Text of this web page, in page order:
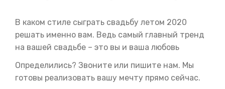
В каком стиле сыграть свадьбу летом 2020
решать именно вам. Ведь самый главный тренд
на вашей свадьбе – это вы и ваша любовь
Определились? Звоните или пишите нам. Мы
готовы реализовать вашу мечту прямо сейчас.